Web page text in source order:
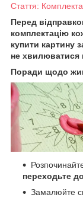
Стаття:
Перед
комплектацію
купити картину
не хвилюватися
Поради щодо
переходьте
Замалюйте